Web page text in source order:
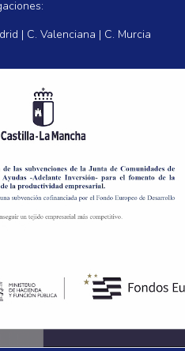
| C. Valenciana | C. Murcia